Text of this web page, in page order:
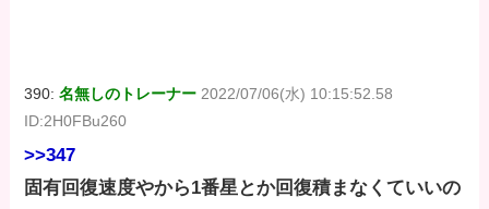
390:名無しのトレーナー 2022/07/06(水) 10:15:52.58
ID:2H0FBu260
>>347
固有回復速度やから1番星とか回復積まなくていいの